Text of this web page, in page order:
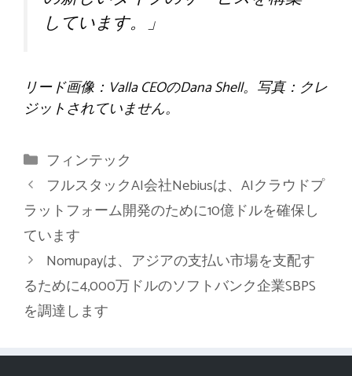
しています。」
リード画像：Valla CEOのDana Shell。写真：クレ
ジットされていません。
カ
テ
ゴ
リ
ー
フィンテック
フルスタックAI会社Nebiusは、AIクラウドプ
ラットフォーム開発のために10億ドルを確保し
ています
Nomupayは、アジアの支払い市場を支配す
るために4,000万ドルのソフトバンク企業SBPS
を調達します